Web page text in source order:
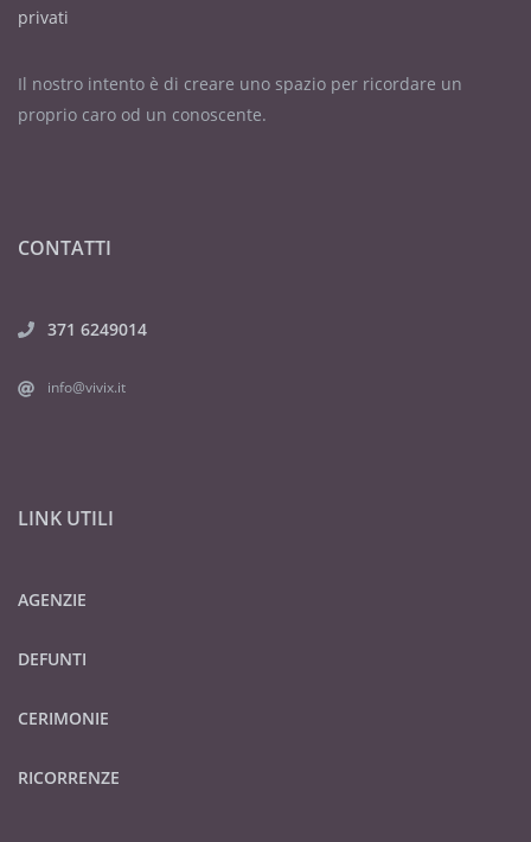
privati
Il nostro intento è di creare uno spazio per ricordare un
proprio caro od un conoscente.
CONTATTI
371 6249014
info@vivix.it
LINK UTILI
AGENZIE
DEFUNTI
CERIMONIE
RICORRENZE